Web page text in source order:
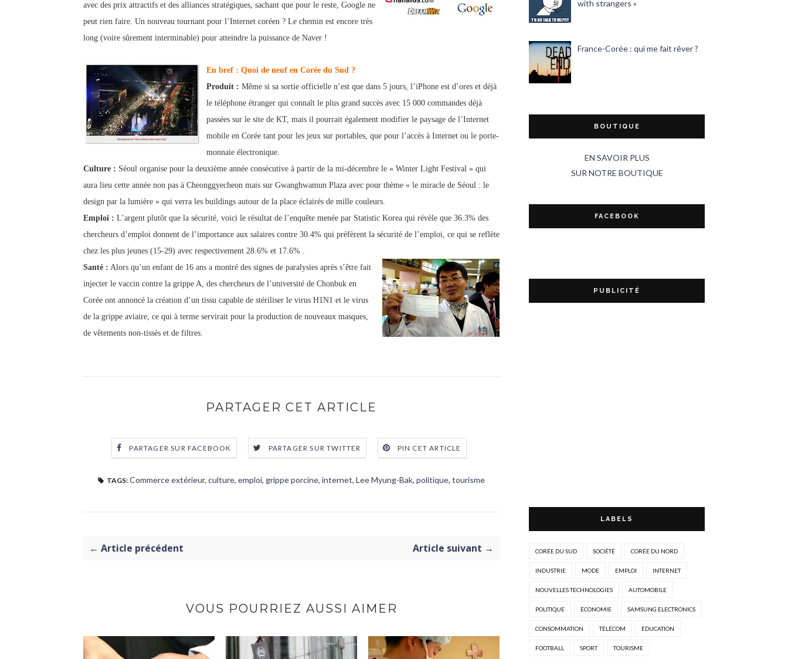
avec des prix attractifs et des alliances stratégiques, sachant que pour le reste, Google ne
peut rien faire. Un nouveau tournant pour l’Internet coréen ? Le chemin est encore très
long (voire sûrement interminable) pour atteindre la puissance de Naver !
En bref : Quoi de neuf en Corée du Sud ?
Produit : Même si sa sortie officielle n’est que dans 5 jours, l’iPhone est d’ores et déjà
le téléphone étranger qui connaît le plus grand succès avec 15 000 commandes déjà
passées sur le site de KT, mais il pourrait également modifier le paysage de l’Internet
mobile en Corée tant pour les jeux sur portables, que pour l’accès à Internet ou le porte-
monnaie électronique.
Culture : Séoul organise pour la deuxième année consécutive à partir de la mi-décembre le « Winter Light Festival » qui
aura lieu cette année non pas à Cheonggyecheon mais sur Gwanghwamun Plaza avec pour thème « le miracle de Séoul : le
design par la lumière » qui verra les buildings autour de la place éclairés de mille couleurs.
Emploi : L’argent plutôt que la sécurité, voici le résultat de l’enquête menée par Statistic Korea qui révèle que 36.3% des
chercheurs d’emploi donnent de l’importance aux salaires contre 30.4% qui préfèrent la sécurité de l’emploi, ce qui se reflète
chez les plus jeunes (15-29) avec respectivement 28.6% et 17.6% .
Santé : Alors qu’un enfant de 16 ans a montré des signes de paralysies après s’être fait
injecter le vaccin contre la grippe A, des chercheurs de l’université de Chonbuk en
Corée ont annoncé la création d’un tissu capable de stériliser le virus H1N1 et le virus
de la grippe aviaire, ce qui à terme servirait pour la production de nouveaux masques,
de vêtements non-tissés et de filtres.
PARTAGER CET ARTICLE
PARTAGER SUR FACEBOOK PARTAGER SUR TWITTER PIN CET ARTICLE
TAGS: Commerce extérieur, culture, emploi, grippe porcine, internet, Lee Myung-Bak, politique, tourisme
← Article précédent Article suivant →
VOUS POURRIEZ AUSSI AIMER
with strangers »
France-Corée : qui me fait rêver ?
BOUTIQUE
EN SAVOIR PLUS
SUR NOTRE BOUTIQUE
FACEBOOK
PUBLICITÉ
LABELS
CORÉE DU SUD SOCIÉTÉ CORÉE DU NORD
INDUSTRIE MODE EMPLOI INTERNET
NOUVELLES TECHNOLOGIES AUTOMOBILE
POLITIQUE ÉCONOMIE SAMSUNG ELECTRONICS
CONSOMMATION TÉLÉCOM ÉDUCATION
FOOTBALL SPORT TOURISME